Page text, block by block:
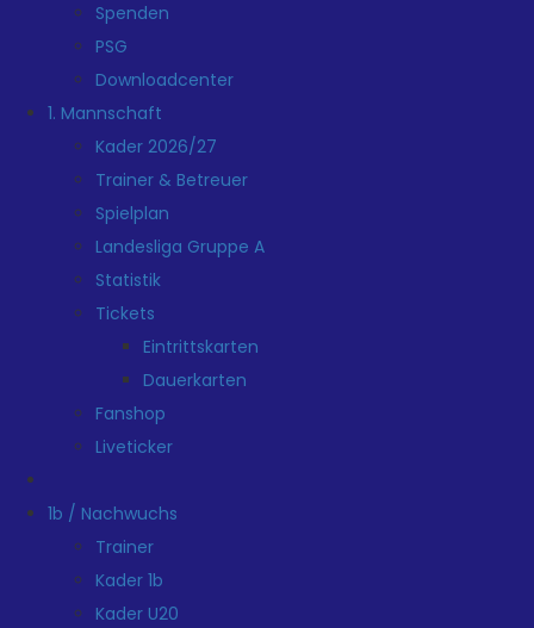
Spenden
PSG
Downloadcenter
1. Mannschaft
Kader 2026/27
Trainer & Betreuer
Spielplan
Landesliga Gruppe A
Statistik
Tickets
Eintrittskarten
Dauerkarten
Fanshop
Liveticker
1b / Nachwuchs
Trainer
Kader 1b
Kader U20